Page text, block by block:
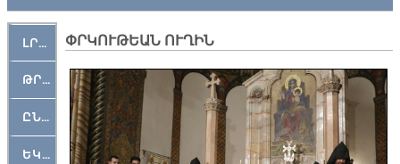
ԼՐԱՀՈՍ
ԹՐՔԱՀԱՅ ԿԵԱՆՔ
ԸՆԿԵՐԱՄՇԱԿՈՒԹԱՅԻՆ
ԵԿԵՂԵՑԱԿԱՆ
ՓՐԿՈՒԹԵԱՆ ՈՒՂԻՆ